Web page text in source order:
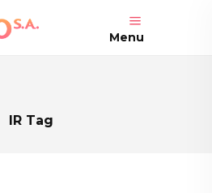
Menu
IR Tag